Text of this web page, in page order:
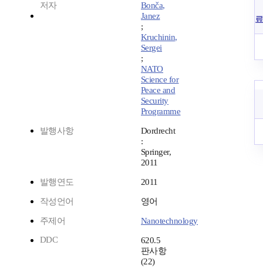
저자
Bonča,
Janez
;
Kruchinin,
Sergei
;
NATO
Science for
Peace and
Security
Programme
발행사항
Dordrecht
:
Springer,
2011
발행연도 2011
작성언어 영어
주제어
Nanotechnology
DDC
620.5
판사항
(22)
료